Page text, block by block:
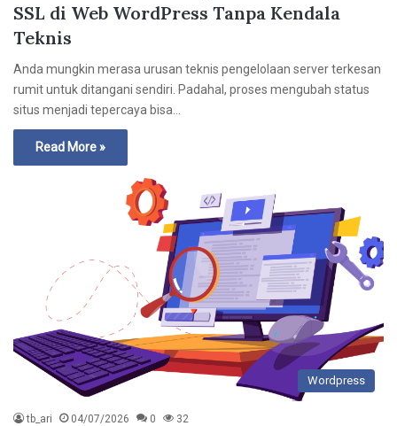
SSL di Web WordPress Tanpa Kendala
Teknis
Anda mungkin merasa urusan teknis pengelolaan server terkesan
rumit untuk ditangani sendiri. Padahal, proses mengubah status
situs menjadi tepercaya bisa…
Read More »
Wordpress
tb_ari 04/07/2026 0 32